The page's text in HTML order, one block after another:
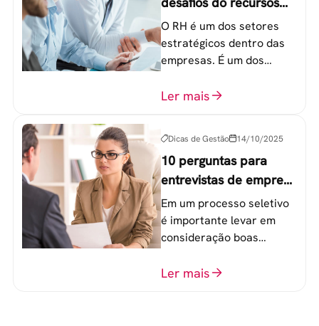
humanos em uma
empresa
O RH é um dos setores
estratégicos dentro das
empresas. É um dos
o atingimento das metas
Ler mais
Dicas de Gestão 14/10/2025
10 perguntas para
entrevistas de emprego
que recrutadores não
devem fazer
Em um processo seletivo
é importante levar em
consideração boas
o perfil do profissional e
Ler mais